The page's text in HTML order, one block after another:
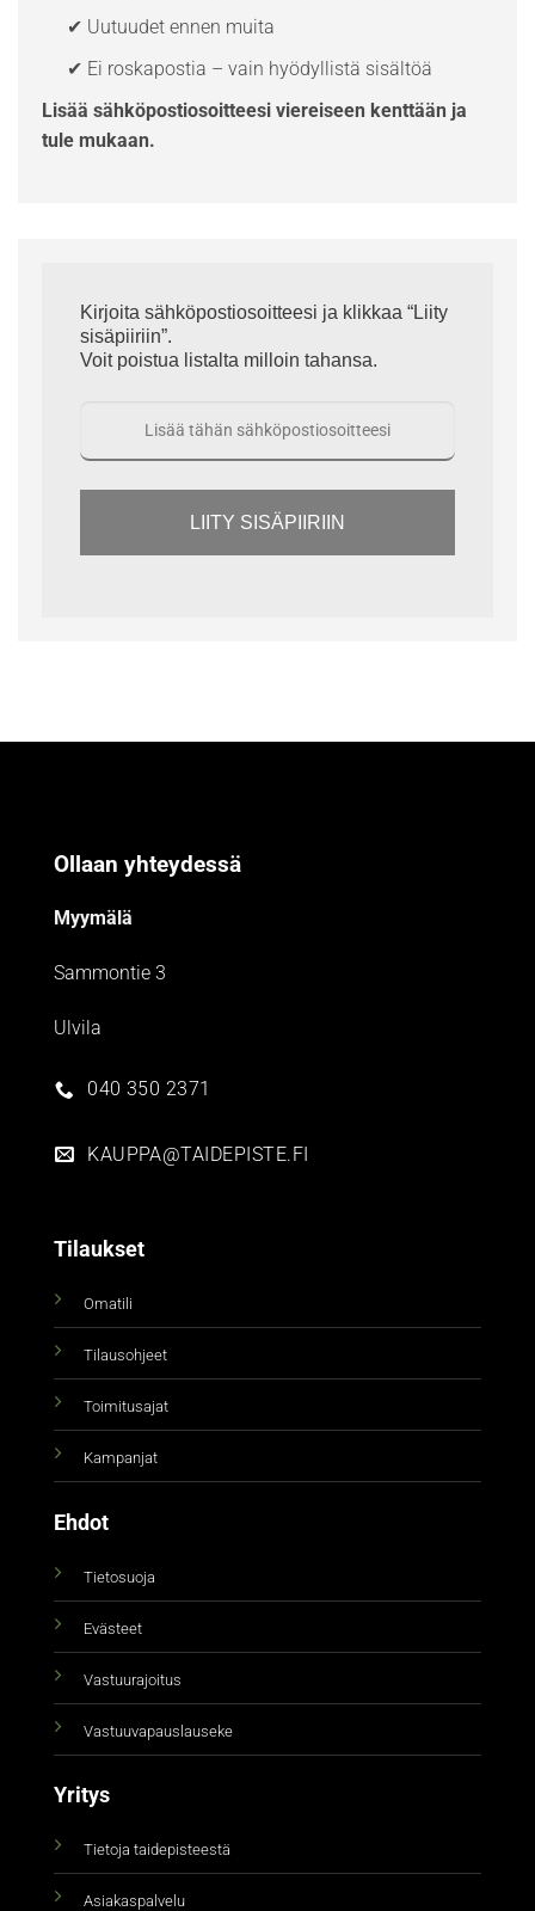
✔ Uutuudet ennen muita
✔ Ei roskapostia – vain hyödyllistä sisältöä
Lisää sähköpostiosoitteesi viereiseen kenttään ja
tule mukaan.
Kirjoita sähköpostiosoitteesi ja klikkaa “Liity
sisäpiiriin”.
Voit poistua listalta milloin tahansa.
LIITY SISÄPIIRIIN
Ollaan yhteydessä
Myymälä
Sammontie 3
Ulvila
040 350 2371
KAUPPA@TAIDEPISTE.FI
Tilaukset
Omatili
Tilausohjeet
Toimitusajat
Kampanjat
Ehdot
Tietosuoja
Evästeet
Vastuurajoitus
Vastuuvapauslauseke
Yritys
Tietoja taidepisteestä
Asiakaspalvelu